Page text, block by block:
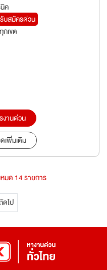
ค
รับสมัครด่วน
เขต
งานด่วน
เพิ่มเติม
มด 14 รายการ
ดไป